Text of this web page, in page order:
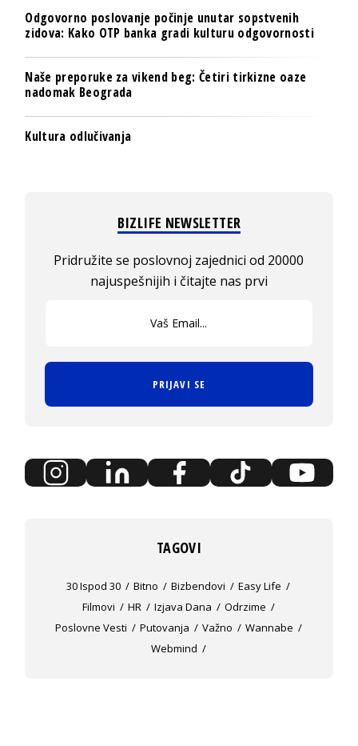
Odgovorno poslovanje počinje unutar sopstvenih
zidova: Kako OTP banka gradi kulturu odgovornosti
Naše preporuke za vikend beg: Četiri tirkizne oaze
nadomak Beograda
Kultura odlučivanja
BIZLIFE NEWSLETTER
Pridružite se poslovnoj zajednici od 20000
najuspešnijih i čitajte nas prvi
PRIJAVI SE
TAGOVI
30 Ispod 30 Bitno Bizbendovi
Easy Life
Filmovi
HR Izjava Dana
Odrzime
Poslovne Vesti
Putovanja Važno
Wannabe
Webmind